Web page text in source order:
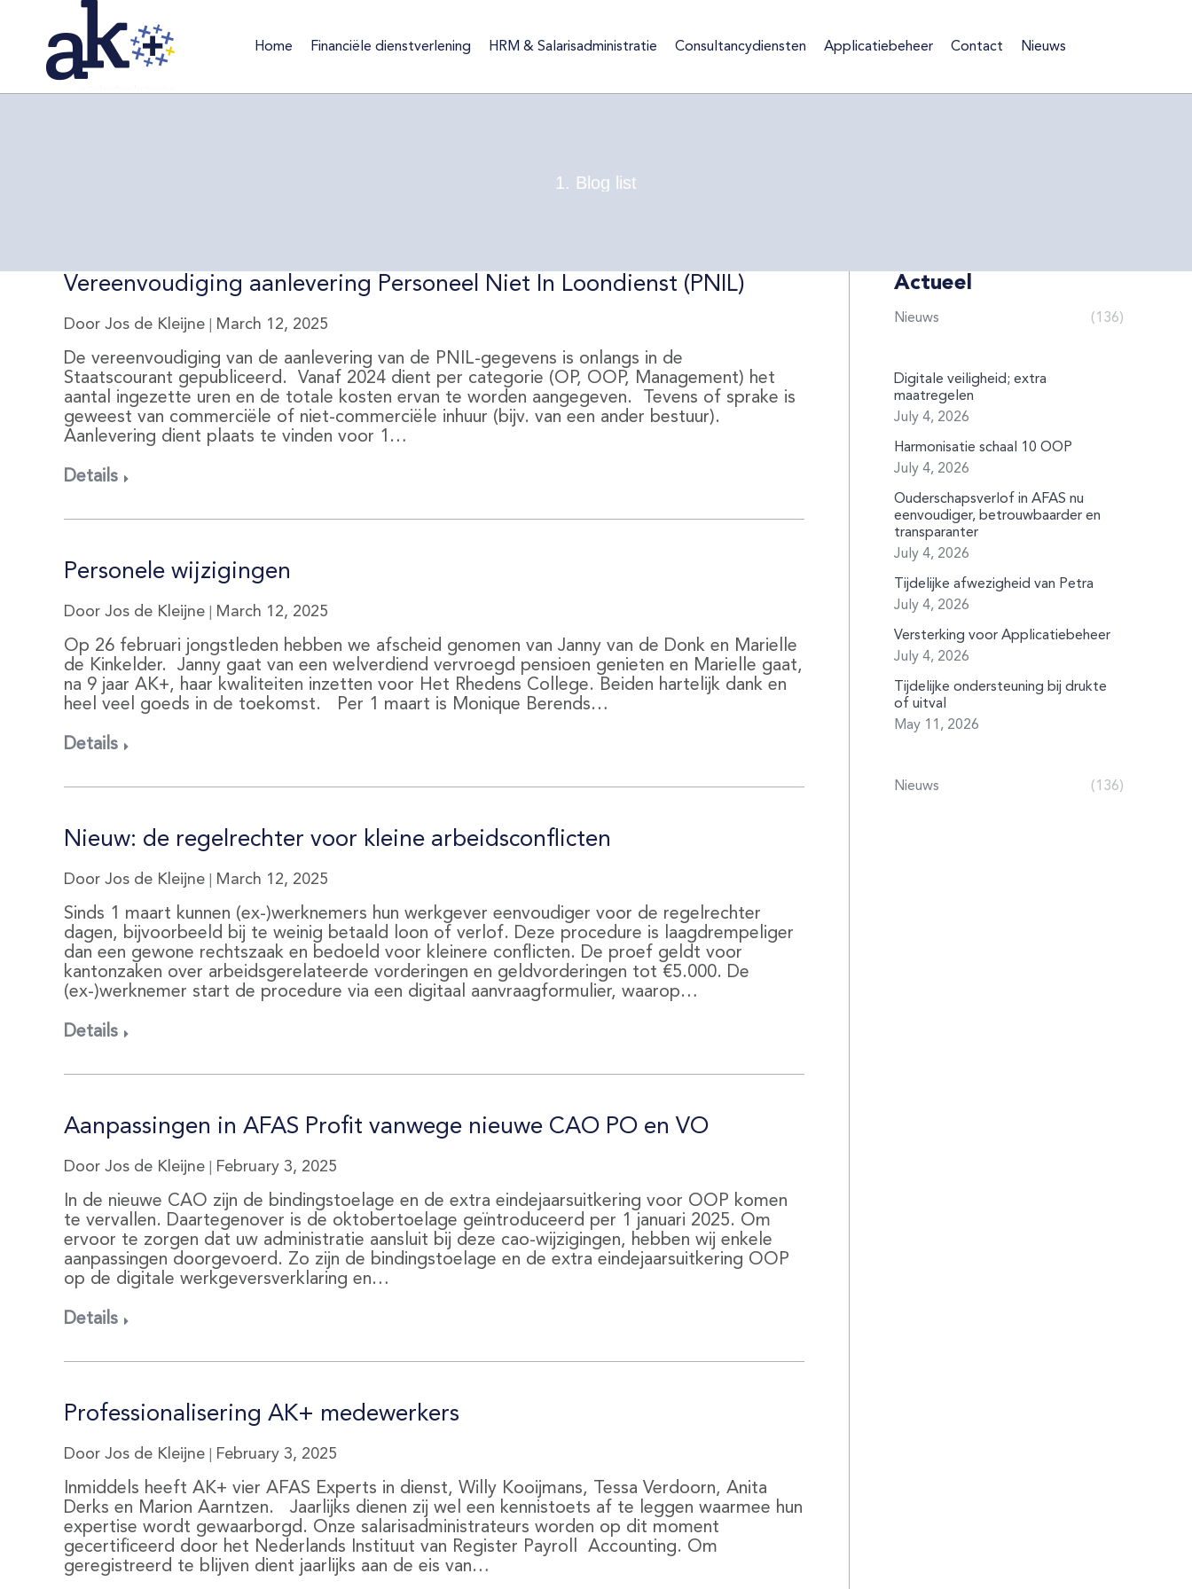
Home Financiële dienstverlening HRM & Salarisadministratie Consultancydiensten Applicatiebeheer Contact Nieuws
1. Blog list
Vereenvoudiging aanlevering Personeel Niet In Loondienst (PNIL)
Door Jos de Kleijne March 12, 2025
De vereenvoudiging van de aanlevering van de PNIL-gegevens is onlangs in de
Staatscourant gepubliceerd. Vanaf 2024 dient per categorie (OP, OOP, Management) het
aantal ingezette uren en de totale kosten ervan te worden aangegeven. Tevens of sprake is
geweest van commerciële of niet-commerciële inhuur (bijv. van een ander bestuur).
Aanlevering dient plaats te vinden voor 1…
Details
Personele wijzigingen
Door Jos de Kleijne March 12, 2025
Op 26 februari jongstleden hebben we afscheid genomen van Janny van de Donk en Marielle
de Kinkelder. Janny gaat van een welverdiend vervroegd pensioen genieten en Marielle gaat,
na 9 jaar AK+, haar kwaliteiten inzetten voor Het Rhedens College. Beiden hartelijk dank en
heel veel goeds in de toekomst. Per 1 maart is Monique Berends…
Details
Nieuw: de regelrechter voor kleine arbeidsconflicten
Door Jos de Kleijne March 12, 2025
Sinds 1 maart kunnen (ex-)werknemers hun werkgever eenvoudiger voor de regelrechter
dagen, bijvoorbeeld bij te weinig betaald loon of verlof. Deze procedure is laagdrempeliger
dan een gewone rechtszaak en bedoeld voor kleinere conflicten. De proef geldt voor
kantonzaken over arbeidsgerelateerde vorderingen en geldvorderingen tot €5.000. De
(ex-)werknemer start de procedure via een digitaal aanvraagformulier, waarop…
Details
Aanpassingen in AFAS Profit vanwege nieuwe CAO PO en VO
Door Jos de Kleijne February 3, 2025
In de nieuwe CAO zijn de bindingstoelage en de extra eindejaarsuitkering voor OOP komen
te vervallen. Daartegenover is de oktobertoelage geïntroduceerd per 1 januari 2025. Om
ervoor te zorgen dat uw administratie aansluit bij deze cao-wijzigingen, hebben wij enkele
aanpassingen doorgevoerd. Zo zijn de bindingstoelage en de extra eindejaarsuitkering OOP
op de digitale werkgeversverklaring en…
Details
Professionalisering AK+ medewerkers
Door Jos de Kleijne February 3, 2025
Inmiddels heeft AK+ vier AFAS Experts in dienst, Willy Kooijmans, Tessa Verdoorn, Anita
Derks en Marion Aarntzen. Jaarlijks dienen zij wel een kennistoets af te leggen waarmee hun
expertise wordt gewaarborgd. Onze salarisadministrateurs worden op dit moment
gecertificeerd door het Nederlands Instituut van Register Payroll Accounting. Om
geregistreerd te blijven dient jaarlijks aan de eis van…
Actueel
Nieuws (136)
Digitale veiligheid; extra
maatregelen
July 4, 2026
Harmonisatie schaal 10 OOP
July 4, 2026
Ouderschapsverlof in AFAS nu
eenvoudiger, betrouwbaarder en
transparanter
July 4, 2026
Tijdelijke afwezigheid van Petra
July 4, 2026
Versterking voor Applicatiebeheer
July 4, 2026
Tijdelijke ondersteuning bij drukte
of uitval
May 11, 2026
Nieuws (136)
Home Financiële dienstverlening HRM & Salarisadministratie Consultancydiensten Applicatiebeheer Contact Nieuws